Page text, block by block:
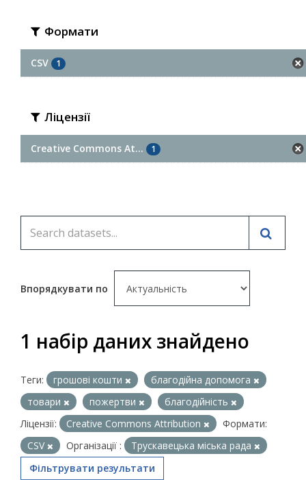
Формати
CSV 1
Ліцензії
Creative Commons At... 1
Впорядкувати по
1 набір даних знайдено
Теги: грошові кошти
благодійна допомога
товари
пожертви
благодійність
Ліцензії:
Creative Commons Attribution
Формати:
CSV
Організації :
Трускавецька міська рада
Фільтрувати результати